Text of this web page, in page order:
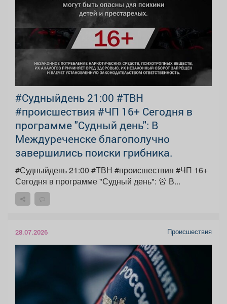
#Судныйдень 21:00 #ТВН
#происшествия #ЧП 16+ Сегодня в
программе "Судный день": В
Междуреченске благополучно
завершились поиски грибника.
#Судныйдень 21:00 #ТВН #происшествия #ЧП 16+
Сегодня в программе "Судный день": 🚨 В...
28.07.2026 Происшествия